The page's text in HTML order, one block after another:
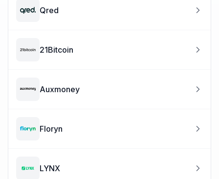
Qred
21Bitcoin
Auxmoney
Floryn
LYNX